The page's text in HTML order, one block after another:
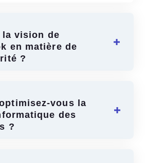
la vision de
en matière de
?
vous la
des
?